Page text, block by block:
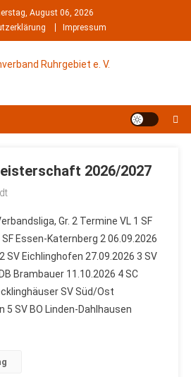
August 06, 2026
Impressum
2026/2027
Gr. 2 Termine VL 1 SF
Essen-Katernberg 2 06.09.2026
SV Eichlinghofen 27.09.2026 3 SV
Brambauer 11.10.2026 4 SC
SV Süd/Ost
5 SV BO Linden-Dahlhausen